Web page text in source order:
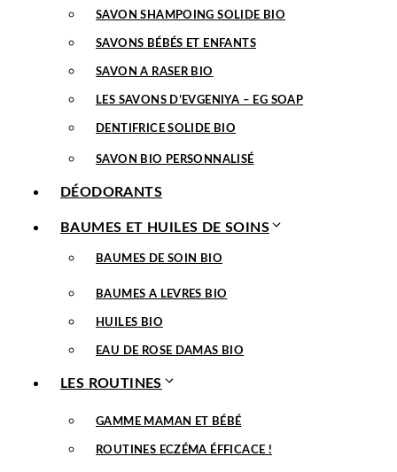
SAVON SHAMPOING SOLIDE BIO
SAVONS BÉBÉS ET ENFANTS
SAVON A RASER BIO
LES SAVONS D’EVGENIYA – EG SOAP
DENTIFRICE SOLIDE BIO
SAVON BIO PERSONNALISÉ
DÉODORANTS
BAUMES ET HUILES DE SOINS
BAUMES DE SOIN BIO
BAUMES A LEVRES BIO
HUILES BIO
EAU DE ROSE DAMAS BIO
LES ROUTINES
GAMME MAMAN ET BÉBÉ
ROUTINES ECZÉMA ÉFFICACE !